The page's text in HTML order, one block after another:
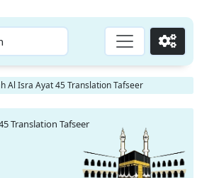
Go
Al Isra Ayat 45 Translation Tafseer
Translation Tafseer